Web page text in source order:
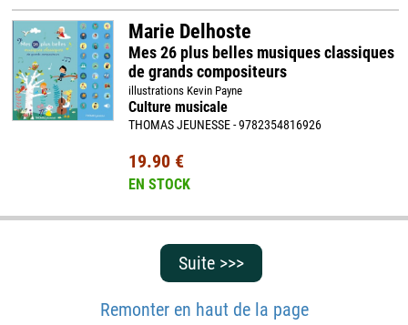
Marie Delhoste
Mes 26 plus belles musiques classiques
de grands compositeurs
illustrations Kevin Payne
Culture musicale
THOMAS JEUNESSE - 9782354816926
19.90 €
EN STOCK
Suite >>>
Remonter en haut de la page